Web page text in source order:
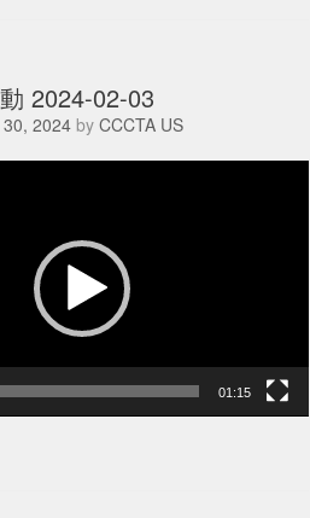
2024-02-03
2024 by CCCTA US
01:15